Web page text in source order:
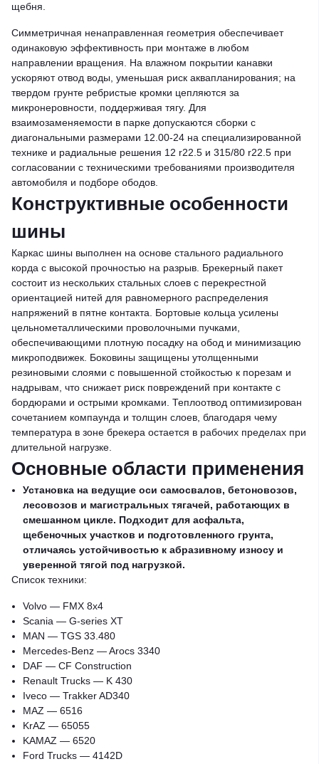
щебня.
Симметричная ненаправленная геометрия обеспечивает
одинаковую эффективность при монтаже в любом
направлении вращения. На влажном покрытии канавки
ускоряют отвод воды, уменьшая риск аквапланирования; на
твердом грунте ребристые кромки цепляются за
микронеровности, поддерживая тягу. Для
взаимозаменяемости в парке допускаются сборки с
диагональными размерами 12.00-24 на специализированной
технике и радиальные решения 12 r22.5 и 315/80 r22.5 при
согласовании с техническими требованиями производителя
автомобиля и подборе ободов.
Конструктивные особенности
шины
Каркас шины выполнен на основе стального радиального
корда с высокой прочностью на разрыв. Брекерный пакет
состоит из нескольких стальных слоев с перекрестной
ориентацией нитей для равномерного распределения
напряжений в пятне контакта. Бортовые кольца усилены
цельнометаллическими проволочными пучками,
обеспечивающими плотную посадку на обод и минимизацию
микроподвижек. Боковины защищены утолщенными
резиновыми слоями с повышенной стойкостью к порезам и
надрывам, что снижает риск повреждений при контакте с
бордюрами и острыми кромками. Теплоотвод оптимизирован
сочетанием компаунда и толщин слоев, благодаря чему
температура в зоне брекера остается в рабочих пределах при
длительной нагрузке.
Основные области применения
Установка на ведущие оси самосвалов, бетоновозов,
лесовозов и магистральных тягачей, работающих в
смешанном цикле. Подходит для асфальта,
щебеночных участков и подготовленного грунта,
отличаясь устойчивостью к абразивному износу и
уверенной тягой под нагрузкой.
Список техники:
Volvo — FMX 8x4
Scania — G-series XT
MAN — TGS 33.480
Mercedes-Benz — Arocs 3340
DAF — CF Construction
Renault Trucks — K 430
Iveco — Trakker AD340
MAZ — 6516
KrAZ — 65055
KAMAZ — 6520
Ford Trucks — 4142D